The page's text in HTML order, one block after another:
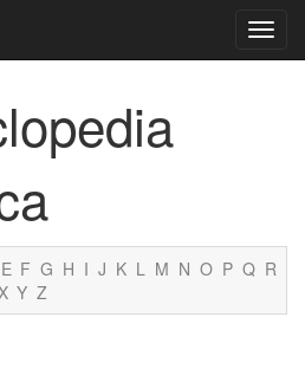
E F G H I J K L M N O P Q R
Y Z